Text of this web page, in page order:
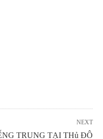
NEXT
TRUNG TẠI THủ ĐÔ